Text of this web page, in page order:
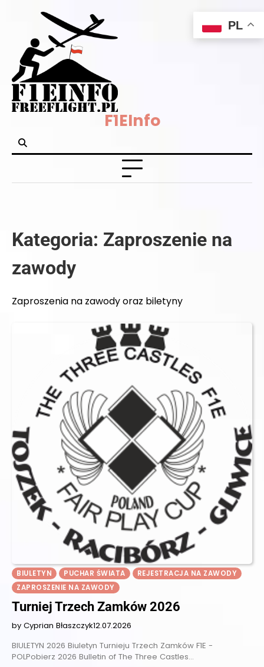
content
F1EInfo
Kategoria: Zaproszenie na
zawody
Zaproszenia na zawody oraz biletyny
BIULETYN PUCHAR ŚWIATA
REJESTRACJA NA ZAWODY
ZAPROSZENIE NA ZAWODY
Turniej Trzech Zamków 2026
by Cyprian Błaszczyk12.07.2026
BIULETYN 2026 Biuletyn Turnieju Trzech Zamków F1E -
POLPobierz 2026 Bulletin of The Three Castles…
PL